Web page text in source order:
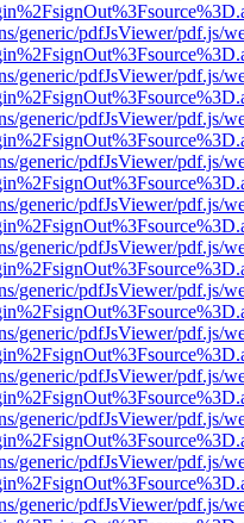
generic/pdfJsViewer/pdf.js/
generic/pdfJsViewer/pdf.js/
generic/pdfJsViewer/pdf.js/
generic/pdfJsViewer/pdf.js/
generic/pdfJsViewer/pdf.js/
generic/pdfJsViewer/pdf.js/
generic/pdfJsViewer/pdf.js/
generic/pdfJsViewer/pdf.js/
generic/pdfJsViewer/pdf.js/
generic/pdfJsViewer/pdf.js/
generic/pdfJsViewer/pdf.js/
generic/pdfJsViewer/pdf.js/